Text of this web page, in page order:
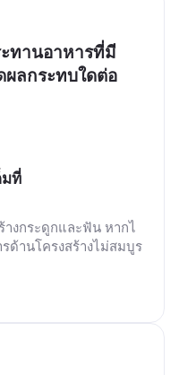
ทานอาหารที่มี
ผลกระทบใดต่อ
ที่
างกระดูกและฟัน หากไ
านโครงสร้างไม่สมบูร